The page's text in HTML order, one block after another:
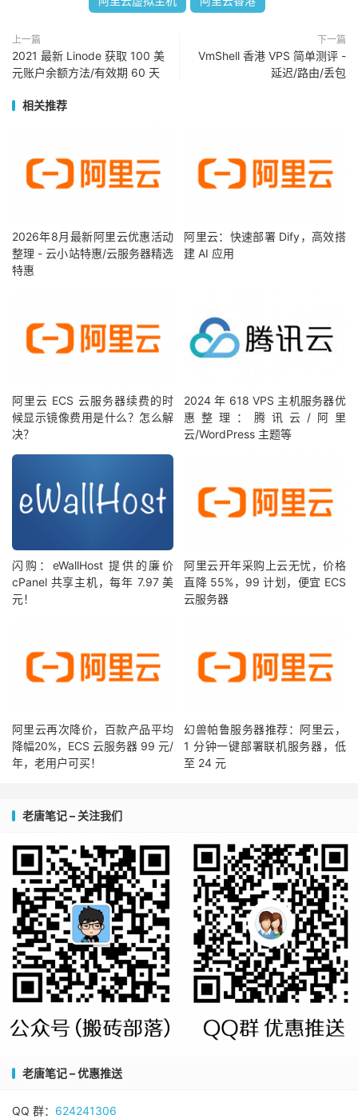
上一篇
2021 最新 Linode 获取 100 美
元账户余额方法/有效期 60 天
下一篇
VmShell 香港 VPS 简单测评 -
延迟/路由/丢包
相关推荐
2026年8月最新阿里云优惠活动
整理 - 云小站特惠/云服务器精选
特惠
阿里云：快速部署 Dify，高效搭
建 AI 应用
阿里云 ECS 云服务器续费的时
候显示镜像费用是什么？怎么解
决？
2024 年 618 VPS 主机服务器优
惠整理：腾讯云/阿里
云/WordPress 主题等
闪购：eWallHost 提供的廉价
cPanel 共享主机，每年 7.97 美
元！
阿里云开年采购上云无忧，价格
直降 55%，99 计划，便宜 ECS
云服务器
阿里云再次降价，百款产品平均
降幅20%，ECS 云服务器 99 元/
年，老用户可买！
幻兽帕鲁服务器推荐：阿里云，
1 分钟一键部署联机服务器，低
至 24 元
老唐笔记 – 关注我们
老唐笔记 – 优惠推送
QQ 群： 624241306